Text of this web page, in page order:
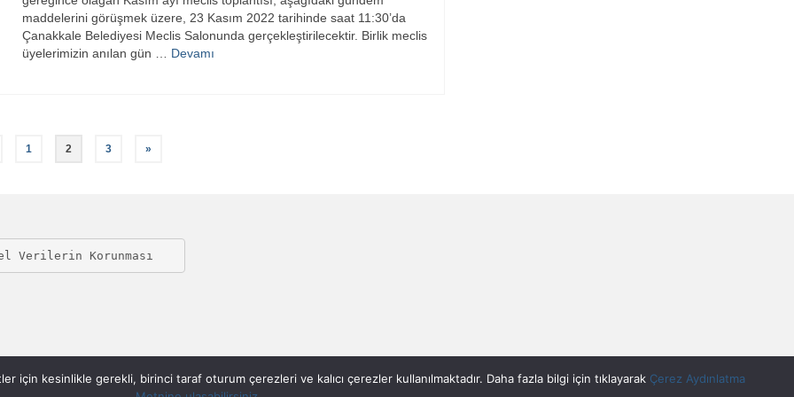
maddelerini görüşmek üzere, 23 Kasım 2022 tarihinde saat 11:30’da
Çanakkale Belediyesi Meclis Salonunda gerçekleştirilecektir. Birlik meclis
üyelerimizin anılan gün … Devamı
1 2 3 »
Verilerin Korunması
için kesinlikle gerekli, birinci taraf oturum çerezleri ve kalıcı çerezler kullanılmaktadır. Daha fazla bilgi için tıklayarak Çerez Aydınlatma